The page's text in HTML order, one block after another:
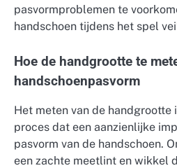
pasvormproblemen te
handschoen tijdens het spel
Hoe de handgrootte te
handschoenpasvorm
Het meten van de handgrootte
proces dat een aanzienlijke
pasvorm van de handschoen.
een zachte meetlint en wikkel